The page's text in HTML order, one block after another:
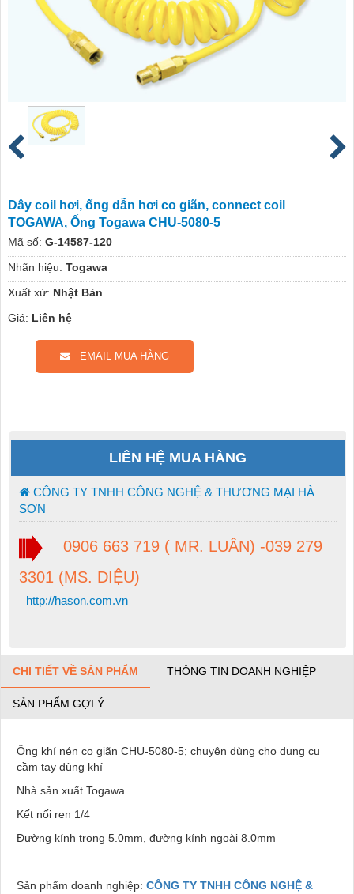
Dây coil hơi, ống dẫn hơi co giãn, connect coil
TOGAWA, Ống Togawa CHU-5080-5
Mã số: G-14587-120
Nhãn hiệu: Togawa
Xuất xứ: Nhật Bản
Giá: Liên hệ
EMAIL MUA HÀNG
LIÊN HỆ MUA HÀNG
CÔNG TY TNHH CÔNG NGHỆ & THƯƠNG MẠI HÀ
SƠN
0906 663 719 ( MR. LUÂN) -039 279
3301 (MS. DIỆU)
http://hason.com.vn
CHI TIẾT VỀ SẢN PHẨM THÔNG TIN DOANH NGHIỆP
SẢN PHẨM GỢI Ý
Ống khí nén co giãn CHU-5080-5; chuyên dùng cho dụng cụ
cầm tay dùng khí
Nhà sản xuất Togawa
Kết nối ren 1/4
Đường kính trong 5.0mm, đường kính ngoài 8.0mm
Sản phẩm doanh nghiệp: CÔNG TY TNHH CÔNG NGHỆ &